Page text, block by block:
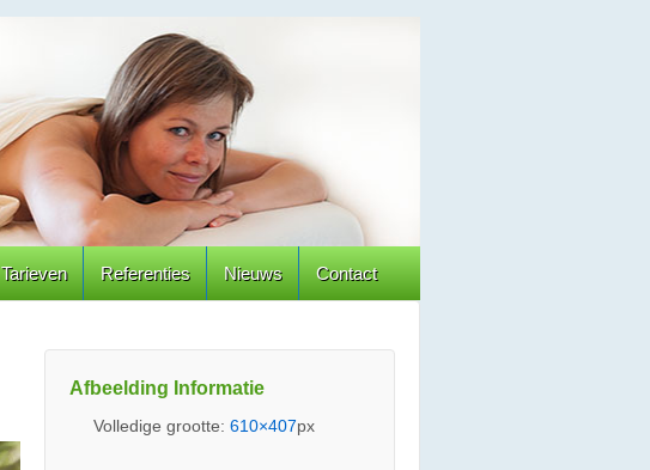
Tarieven Referenties Nieuws Contact
Afbeelding Informatie
Volledige grootte:610×407px